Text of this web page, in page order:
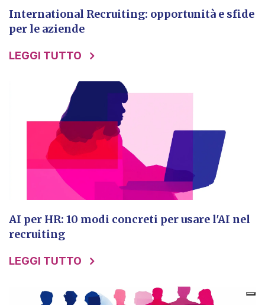
International Recruiting: opportunità e sfide
per le aziende
LEGGI TUTTO
AI per HR: 10 modi concreti per usare l'AI nel
recruiting
LEGGI TUTTO